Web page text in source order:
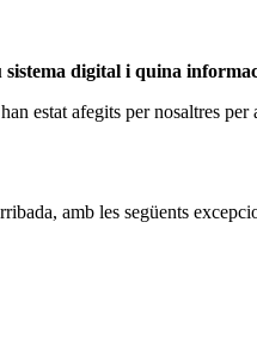
digital i quina
estat afegits per nosaltres
amb les següents